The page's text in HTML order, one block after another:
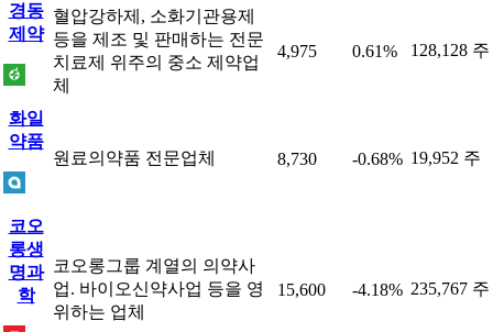
경동
제약
혈압강하제, 소화기관용제
등을 제조 및 판매하는 전문
치료제 위주의 중소 제약업
체
4,975 0.61% 128,128 주
화일
약품
원료의약품 전문업체
8,730 -0.68% 19,952 주
코오
롱생
명과
학
코오롱그룹 계열의 의약사
업. 바이오신약사업 등을 영
위하는 업체
15,600 -4.18% 235,767 주